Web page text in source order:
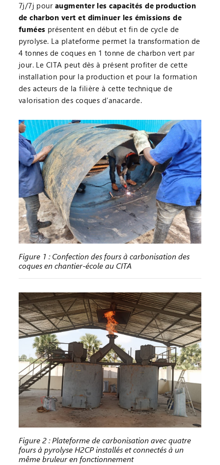
7j/7j pour augmenter les capacités de production
de charbon vert et diminuer les émissions de
fumées présentent en début et fin de cycle de
pyrolyse. La plateforme permet la transformation de
4 tonnes de coques en 1 tonne de charbon vert par
jour. Le CITA peut dès à présent profiter de cette
installation pour la production et pour la formation
des acteurs de la filière à cette technique de
valorisation des coques d’anacarde.
Figure 1 : Confection des fours à carbonisation des
coques en chantier-école au CITA
Figure 2 : Plateforme de carbonisation avec quatre
fours à pyrolyse H2CP installés et connectés à un
même bruleur en fonctionnement